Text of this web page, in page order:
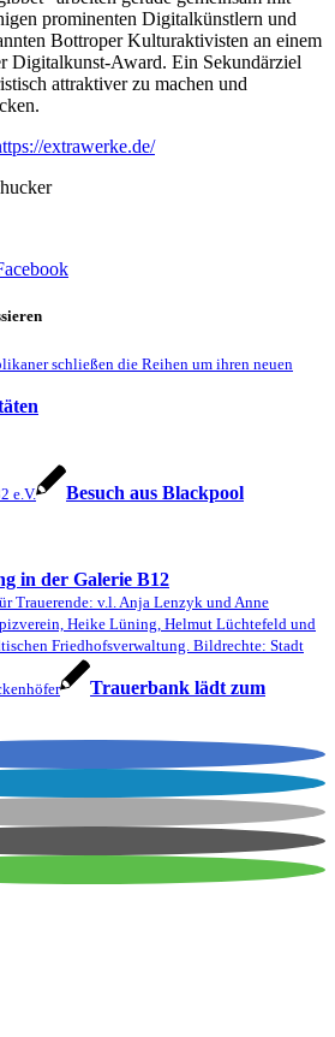
prominenten Digitalkünstlern und
Bottroper Kulturaktivisten an einem
Digitalkunst-Award. Ein Sekundärziel
attraktiver zu machen und
extrawerke.de/
schließen die Reihen um ihren neuen
e.V. Besuch aus Blackpool
in der Galerie B12
Trauerende: v.l. Anja Lenzyk und Anne
Heike Lüning, Helmut Lüchtefeld und
Friedhofsverwaltung. Bildrechte: Stadt
Trauerbank lädt zum